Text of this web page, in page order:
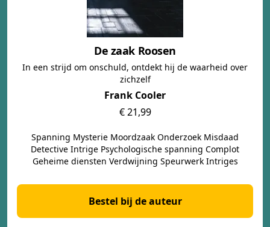
De zaak Roosen
In een strijd om onschuld, ontdekt hij de waarheid over
zichzelf
Frank Cooler
€ 21,99
Spanning Mysterie Moordzaak Onderzoek Misdaad
Detective Intrige Psychologische spanning Complot
Geheime diensten Verdwijning Speurwerk Intriges
Bestel bij de auteur